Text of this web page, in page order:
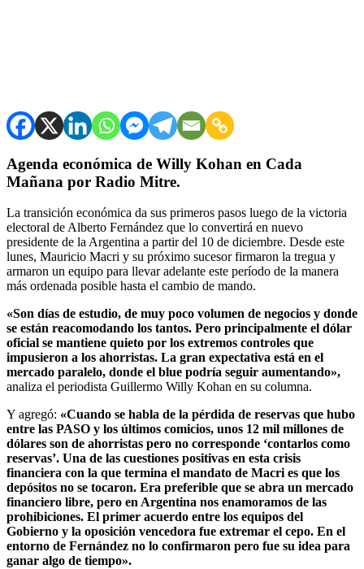
Agenda económica de Willy Kohan en Cada
Mañana por Radio Mitre.
La transición económica da sus primeros pasos luego de la victoria
electoral de Alberto Fernández que lo convertirá en nuevo
presidente de la Argentina a partir del 10 de diciembre. Desde este
lunes, Mauricio Macri y su próximo sucesor firmaron la tregua y
armaron un equipo para llevar adelante este período de la manera
más ordenada posible hasta el cambio de mando.
«Son días de estudio, de muy poco volumen de negocios y donde
se están reacomodando los tantos. Pero principalmente el dólar
oficial se mantiene quieto por los extremos controles que
impusieron a los ahorristas. La gran expectativa está en el
mercado paralelo, donde el blue podría seguir aumentando»,
analiza el periodista Guillermo Willy Kohan en su columna.
Y agregó: «Cuando se habla de la pérdida de reservas que hubo
entre las PASO y los últimos comicios, unos 12 mil millones de
dólares son de ahorristas pero no corresponde ‘contarlos como
reservas’. Una de las cuestiones positivas en esta crisis
financiera con la que termina el mandato de Macri es que los
depósitos no se tocaron. Era preferible que se abra un mercado
financiero libre, pero en Argentina nos enamoramos de las
prohibiciones. El primer acuerdo entre los equipos del
Gobierno y la oposición vencedora fue extremar el cepo. En el
entorno de Fernández no lo confirmaron pero fue su idea para
ganar algo de tiempo».